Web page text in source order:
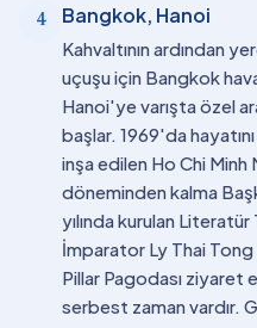
4 Bangkok, Hanoi
Kahvaltının ardından
uçuşu için Bangkok
Hanoi'ye varışta özel
başlar. 1969'da
inşa edilen Ho Chi
döneminden kalma
yılında kurulan Literatür
İmparator Ly Thai Tong
Pillar Pagodası ziyaret
serbest zaman vardır.